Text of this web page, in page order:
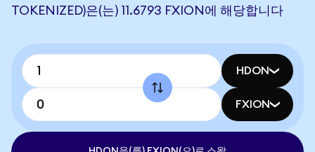
TOKENIZED)은(는) 11.6793 FXION에 해당합니다
HDON
FXION